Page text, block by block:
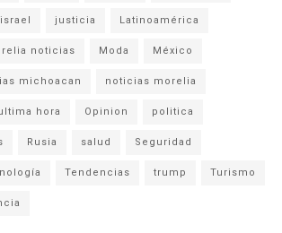
israel justicia Latinoamérica
noticias Moda México
michoacan noticias morelia
hora Opinion politica
Rusia salud Seguridad
Tendencias trump Turismo